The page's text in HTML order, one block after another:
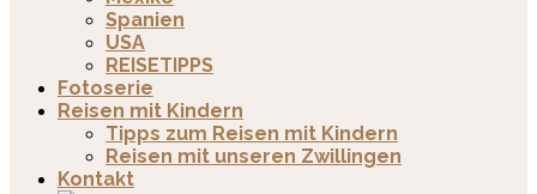
Spanien
USA
REISETIPPS
Fotoserie
Reisen mit Kindern
Tipps zum Reisen mit Kindern
Reisen mit unseren Zwillingen
Kontakt